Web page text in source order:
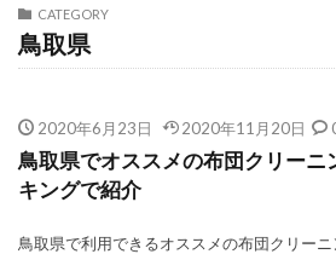
CATEGORY
鳥取県
2020年6月23日 2020年11月20日
鳥取県でオススメの布団クリーニ
キングで紹介
鳥取県で利用できるオススメの布団クリー